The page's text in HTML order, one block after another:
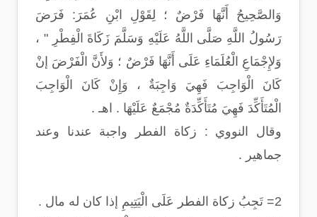
وَالصَّحِيحُ أَنَّهَا فَرْضٌ ؛ لِقَوْلِ ابْنِ عُمَرَ: فَرَضَ
رَسُولُ اللَّهِ صَلَّى اللَّهُ عَلَيْهِ وَسَلَّمَ زَكَاةَ الْفِطْرِ " ،
وَلإِجْمَاعِ الْعُلَمَاءِ عَلَى أَنَّهَا فَرْضٌ ؛ وَلأَنَّ الْفَرْضَ إنْ
كَانَ الْوَاجِبَ فَهِيَ وَاجِبَةٌ ، وَإِنْ كَانَ الْوَاجِبَ
الْمُتَأَكِّدَ فَهِيَ مُتَأَكِّدَةٌ مُجْمَعٌ عَلَيْهَا . اهـ .
وقال النووي : زكاة الفطر واجبة عندنا وعند
جماهير .
2= تَجِبُ زكاة الفطر عَلَى الْيَتِيمِ إذا كان له مال .